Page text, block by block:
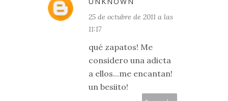
25 de octubre de 2011 a las
11:17
qué zapatos! Me
considero una adicta
a ellos...me encantan!
un besiito!